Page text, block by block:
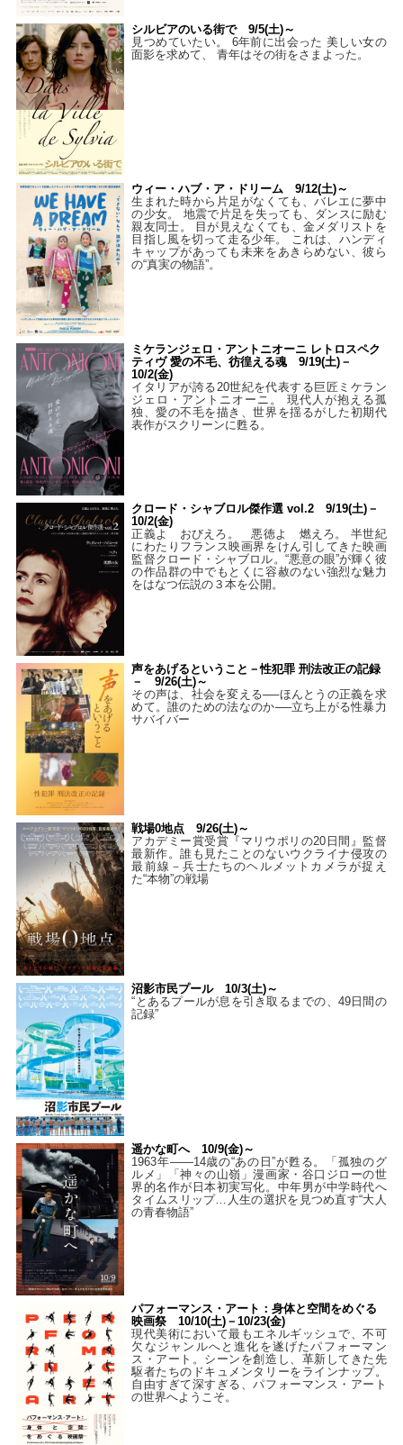
シルビアのいる街で 9/5(土)～
見つめていたい。 6年前に出会った 美しい女の
面影を求めて、 青年はその街をさまよった。
ウィー・ハブ・ア・ドリーム 9/12(土)～
生まれた時から片足がなくても、バレエに夢中
の少女。 地震で片足を失っても、ダンスに励む
親友同士。 目が見えなくても、金メダリストを
目指し風を切って走る少年。 これは、ハンディ
キャップがあっても未来をあきらめない、彼ら
の“真実の物語”。
ミケランジェロ・アントニオーニ レトロスペク
ティヴ 愛の不毛、彷徨える魂 9/19(土)－
10/2(金)
イタリアが誇る20世紀を代表する巨匠ミケラン
ジェロ・アントニオーニ。 現代人が抱える孤
独、愛の不毛を描き、世界を揺るがした初期代
表作がスクリーンに甦る。
クロード・シャブロル傑作選 vol.2 9/19(土)－
10/2(金)
正義よ おびえろ。 悪徳よ 燃えろ。 半世紀
にわたりフランス映画界をけん引してきた映画
監督クロード・シャブロル。“悪意の眼”が輝く彼
の作品群の中でもとくに容赦のない強烈な魅力
をはなつ伝説の３本を公開。
声をあげるということ－性犯罪 刑法改正の記録
－ 9/26(土)～
その声は、社会を変える──ほんとうの正義を求
めて。誰のための法なのか──立ち上がる性暴力
サバイバー
戦場0地点 9/26(土)～
アカデミー賞受賞『マリウポリの20日間』監督
最新作。誰も見たことのないウクライナ侵攻の
最前線－兵士たちのヘルメットカメラが捉え
た“本物”の戦場
沼影市民プール 10/3(土)～
“とあるプールが息を引き取るまでの、49日間の
記録”
遥かな町へ 10/9(金)～
1963年――14歳の“あの日”が甦る。「孤独のグ
ルメ」「神々の山嶺」漫画家・谷口ジローの世
界的名作が日本初実写化。中年男が中学時代へ
タイムスリップ…人生の選択を見つめ直す“大人
の青春物語”
パフォーマンス・アート：身体と空間をめぐる
映画祭 10/10(土)－10/23(金)
現代美術において最もエネルギッシュで、不可
欠なジャンルへと進化を遂げたパフォーマン
ス・アート。シーンを創造し、革新してきた先
駆者たちのドキュメンタリーをラインナップ。
自由すぎて深すぎる、パフォーマンス・アート
の世界へようこそ。